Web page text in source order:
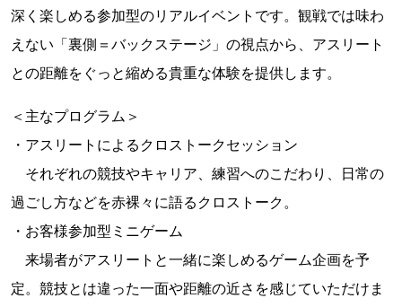
深く楽しめる参加型のリアルイベントです。観戦では味わ
えない「裏側＝バックステージ」の視点から、アスリート
との距離をぐっと縮める貴重な体験を提供します。
＜主なプログラム＞
・アスリートによるクロストークセッション
それぞれの競技やキャリア、練習へのこだわり、日常の
過ごし方などを赤裸々に語るクロストーク。
・お客様参加型ミニゲーム
来場者がアスリートと一緒に楽しめるゲーム企画を予
定。競技とは違った一面や距離の近さを感じていただけま